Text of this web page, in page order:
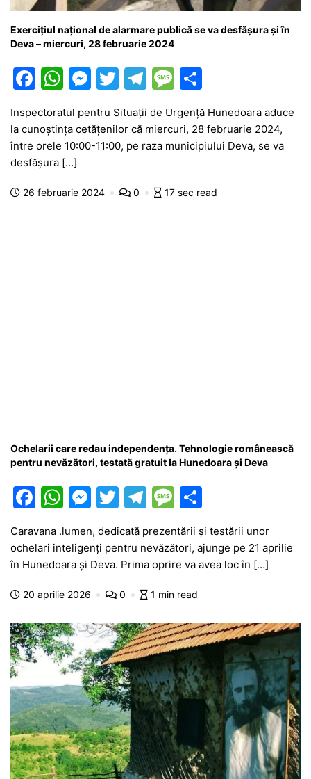
Exercițiul național de alarmare publică se va desfășura și în
Deva – miercuri, 28 februarie 2024
F
c
e
b
o
W
at
s
A
p
M
s
s
n
T
w
itt
er
T
e
gr
m
M
s
s
g
ta
je
z
Inspectoratul pentru Situații de Urgență Hunedoara aduce
la cunoștința cetățenilor că miercuri, 28 februarie 2024,
între orele 10:00-11:00, pe raza municipiului Deva, se va
desfășura […]
26 februarie 2024 0 17 sec read
Ochelarii care redau independența. Tehnologie românească
pentru nevăzători, testată gratuit la Hunedoara și Deva
F
c
e
b
o
o
k
W
at
s
A
p
M
s
s
e
g
er
T
itt
er
T
e
gr
a
m
M
s
s
a
e
ar
ta
je
ă
Caravana .lumen, dedicată prezentării și testării unor
ochelari inteligenți pentru nevăzători, ajunge pe 21 aprilie
în Hunedoara și Deva. Prima oprire va avea loc în […]
20 aprilie 2026 0 1 min read